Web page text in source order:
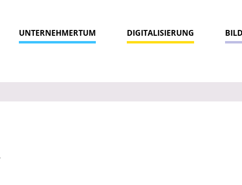
UNTERNEHMERTUM DIGITALISIERUNG